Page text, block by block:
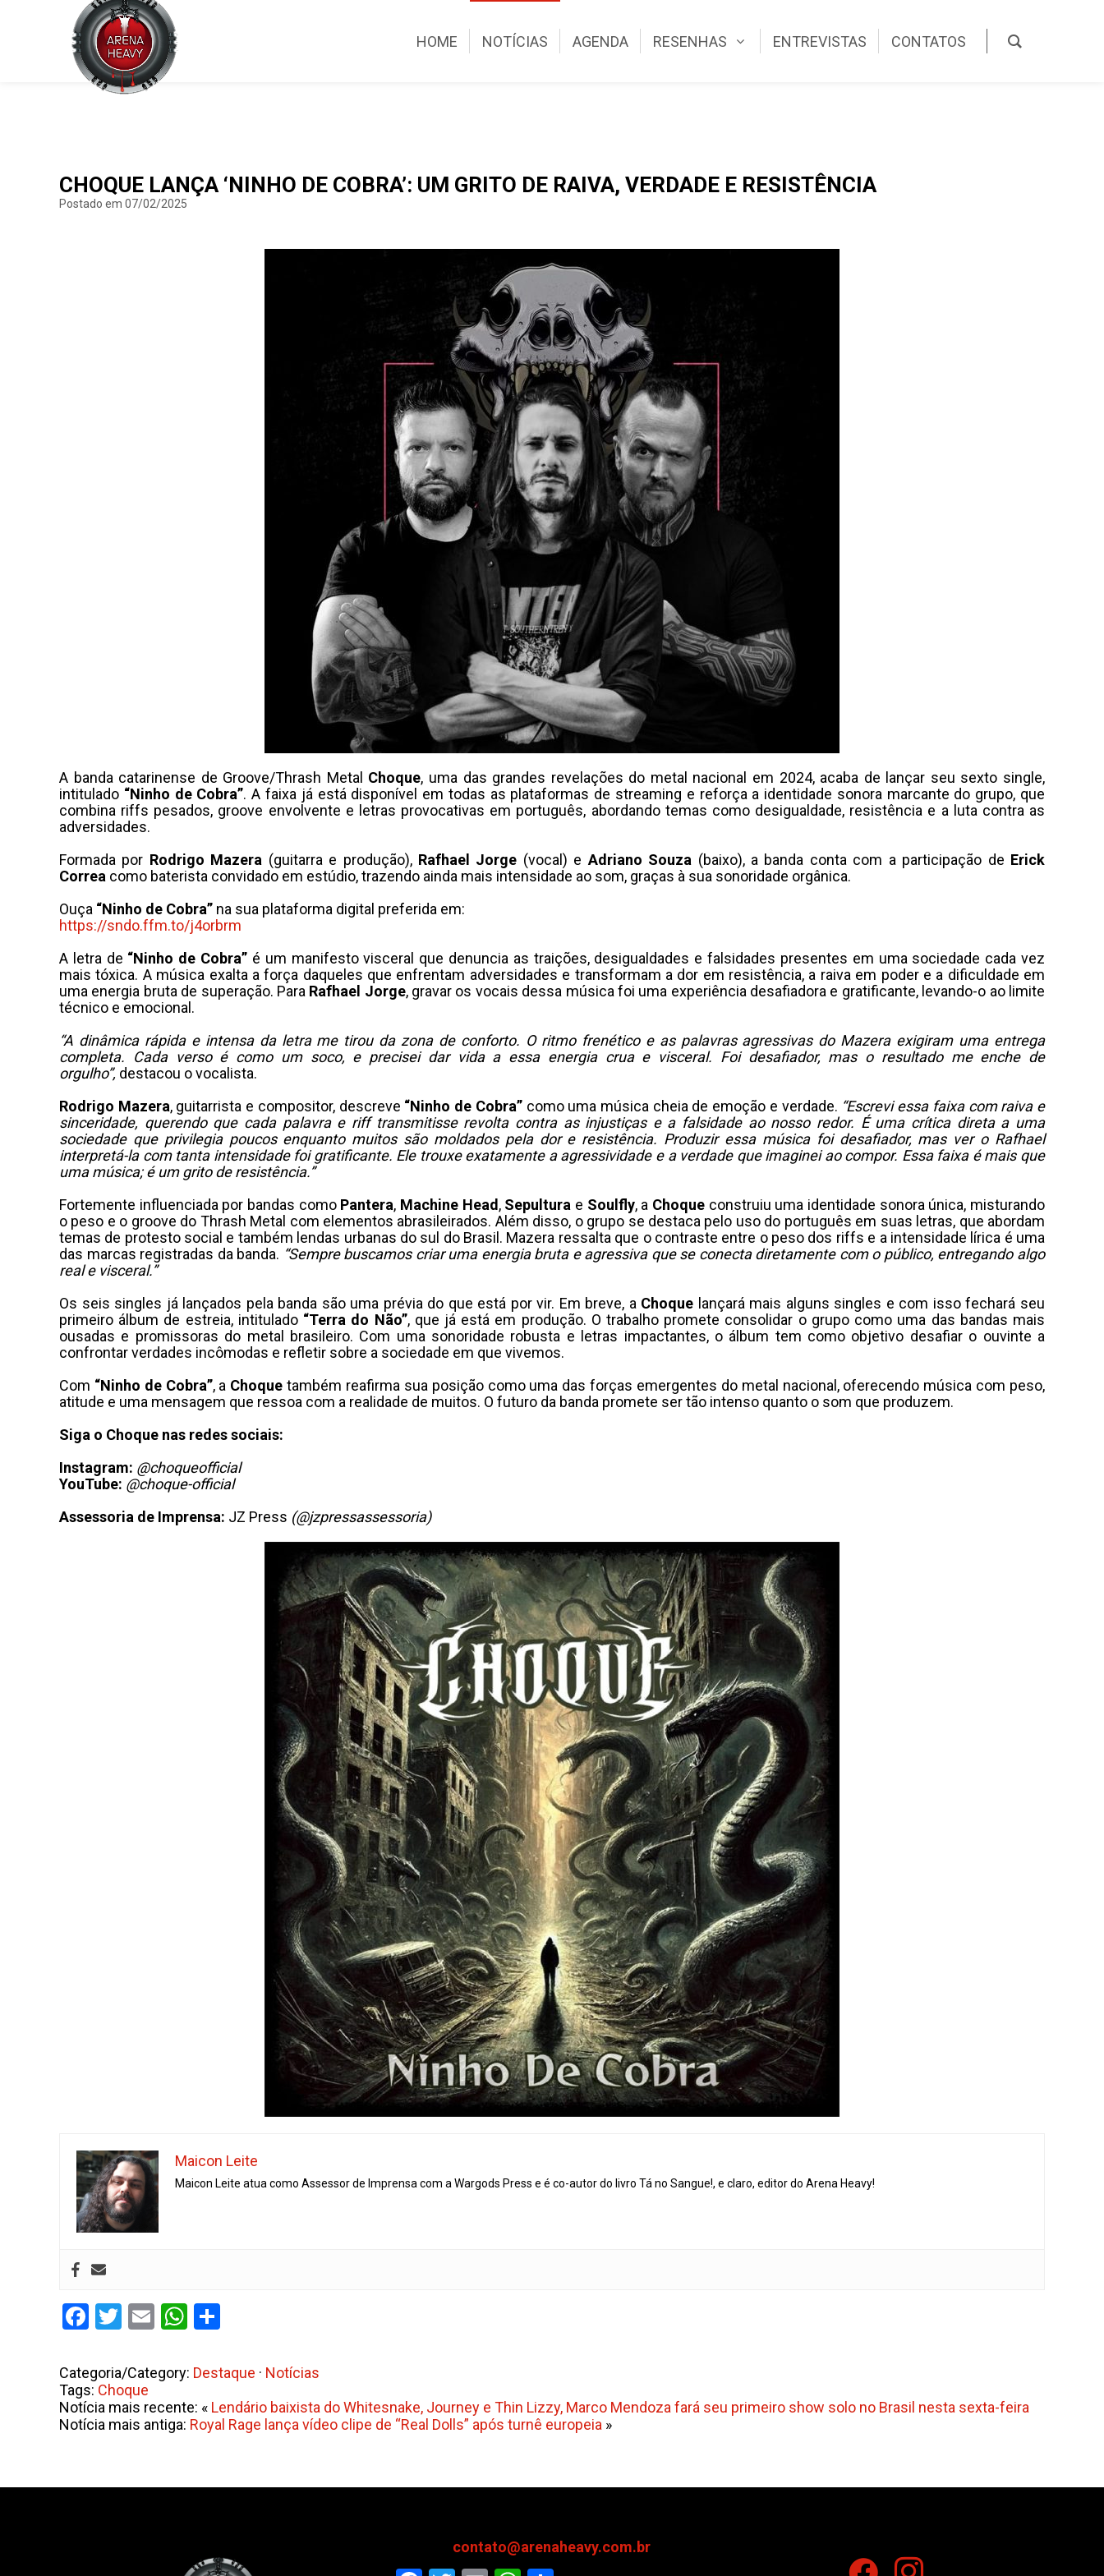
HOME NOTÍCIAS AGENDA RESENHAS ENTREVISTAS CONTATOS
CHOQUE LANÇA ‘NINHO DE COBRA’: UM GRITO DE RAIVA, VERDADE E RESISTÊNCIA
Postado em 07/02/2025
A banda catarinense de Groove/Thrash Metal Choque, uma das grandes revelações do metal nacional em 2024, acaba de lançar seu sexto single,
intitulado “Ninho de Cobra”. A faixa já está disponível em todas as plataformas de streaming e reforça a identidade sonora marcante do grupo, que
combina riffs pesados, groove envolvente e letras provocativas em português, abordando temas como desigualdade, resistência e a luta contra as
adversidades.
Formada por Rodrigo Mazera (guitarra e produção), Rafhael Jorge (vocal) e Adriano Souza (baixo), a banda conta com a participação de Erick
Correa como baterista convidado em estúdio, trazendo ainda mais intensidade ao som, graças à sua sonoridade orgânica.
Ouça “Ninho de Cobra” na sua plataforma digital preferida em:
https://sndo.ffm.to/j4orbrm
A letra de “Ninho de Cobra” é um manifesto visceral que denuncia as traições, desigualdades e falsidades presentes em uma sociedade cada vez
mais tóxica. A música exalta a força daqueles que enfrentam adversidades e transformam a dor em resistência, a raiva em poder e a dificuldade em
uma energia bruta de superação. Para Rafhael Jorge, gravar os vocais dessa música foi uma experiência desafiadora e gratificante, levando-o ao limite
técnico e emocional.
“A dinâmica rápida e intensa da letra me tirou da zona de conforto. O ritmo frenético e as palavras agressivas do Mazera exigiram uma entrega
completa. Cada verso é como um soco, e precisei dar vida a essa energia crua e visceral. Foi desafiador, mas o resultado me enche de
orgulho”, destacou o vocalista.
Rodrigo Mazera, guitarrista e compositor, descreve “Ninho de Cobra”como uma música cheia de emoção e verdade. “Escrevi essa faixa com raiva e
sinceridade, querendo que cada palavra e riff transmitisse revolta contra as injustiças e a falsidade ao nosso redor. É uma crítica direta a uma
sociedade que privilegia poucos enquanto muitos são moldados pela dor e resistência. Produzir essa música foi desafiador, mas ver o Rafhael
interpretá-la com tanta intensidade foi gratificante. Ele trouxe exatamente a agressividade e a verdade que imaginei ao compor. Essa faixa é mais que
uma música; é um grito de resistência.”
Fortemente influenciada por bandas como Pantera, Machine Head , Sepultura e Soulfly, a Choque construiu uma identidade sonora única, misturando
o peso e o groove do Thrash Metal com elementos abrasileirados. Além disso, o grupo se destaca pelo uso do português em suas letras, que abordam
temas de protesto social e também lendas urbanas do sul do Brasil. Mazera ressalta que o contraste entre o peso dos riffs e a intensidade lírica é uma
das marcas registradas da banda. “Sempre buscamos criar uma energia bruta e agressiva que se conecta diretamente com o público, entregando algo
real e visceral.”
Os seis singles já lançados pela banda são uma prévia do que está por vir. Em breve, a Choque lançará mais alguns singles e com isso fechará seu
primeiro álbum de estreia, intitulado “Terra do Não”, que já está em produção. O trabalho promete consolidar o grupo como uma das bandas mais
ousadas e promissoras do metal brasileiro. Com uma sonoridade robusta e letras impactantes, o álbum tem como objetivo desafiar o ouvinte a
confrontar verdades incômodas e refletir sobre a sociedade em que vivemos.
Com “Ninho de Cobra”, a Choquetambém reafirma sua posição como uma das forças emergentes do metal nacional, oferecendo música com peso,
atitude e uma mensagem que ressoa com a realidade de muitos. O futuro da banda promete ser tão intenso quanto o som que produzem.
Siga o Choque nas redes sociais:
Instagram: @choqueofficial
YouTube: @choque-official
Assessoria de Imprensa: JZ Press (@jzpressassessoria)
Maicon Leite
Maicon Leite atua como Assessor de Imprensa com a Wargods Press e é co-autor do livro Tá no Sangue!, e claro, editor do Arena Heavy!
Facebook
Twitter
EmailWhatsApp
Categoria/Category: Destaque · Notícias
Tags: Choque
Notícia mais recente: « Lendário baixista do Whitesnake, Journey e Thin Lizzy, Marco Mendoza fará seu primeiro show solo no Brasil nesta sexta-feira
Notícia mais antiga: Royal Rage lança vídeo clipe de “Real Dolls” após turnê europeia »
contato@arenaheavy.com.br